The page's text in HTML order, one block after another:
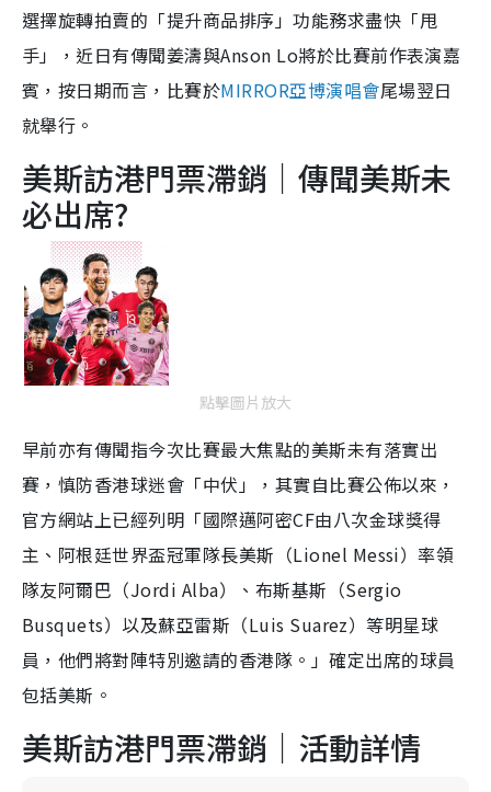
選擇旋轉拍賣的「提升商品排序」功能務求盡快「甩
手」，近日有傳聞姜濤與Anson Lo將於比賽前作表演嘉
賓，按日期而言，比賽於MIRROR亞博演唱會尾場翌日
就舉行。
美斯訪港門票滯銷｜傳聞美斯未
必出席?
點擊圖片放大
早前亦有傳聞指今次比賽最大焦點的美斯未有落實出
賽，慎防香港球迷會「中伏」，其實自比賽公佈以來，
官方網站上已經列明「國際邁阿密CF由八次金球獎得
主、阿根廷世界盃冠軍隊長美斯（Lionel Messi）率領
隊友阿爾巴（Jordi Alba）、布斯基斯（Sergio
Busquets）以及蘇亞雷斯（Luis Suarez）等明星球
員，他們將對陣特別邀請的香港隊。」確定出席的球員
包括美斯。
美斯訪港門票滯銷｜活動詳情